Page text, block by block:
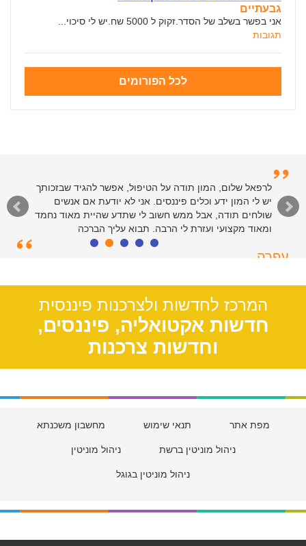
גבעתיים
אני בפשר בשלב של הסדר.זקוק ל 5000 שח.יש לי סיכוי...
תגובות
לכל הפורומים
לרפאל שלום, המון תודה על הטיפול, אפשר להגיד שבזכותך
יש לי המון ידע וכלים פיננסים. אני לא יודעת אם אנשים
שולחים תודה, אבל ממש חשוב לי שתדע שהיית מאוד נחמד
ומאוד מקצועי ועזרת לי הרבה. תבוא עליך הברכה
עפרה
המרכז לחדשות ולצרכנות פיננסית
חדשות אקטואליה, פיננסים,
וחדשות צרכנות
מפת אתר תנאי שימוש מחשבון משכנתא
ניהול מוניטין ברשת ניהול מוניטין
ניהול מוניטין בגוגל